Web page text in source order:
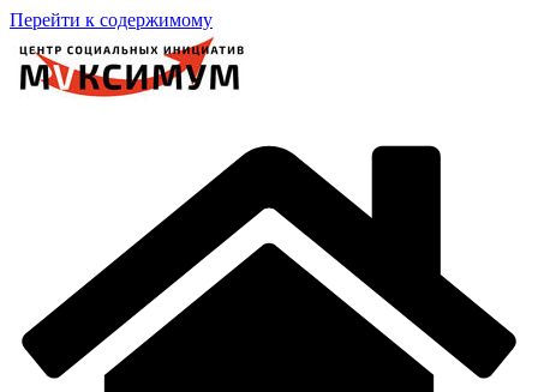
Перейти к содержимому